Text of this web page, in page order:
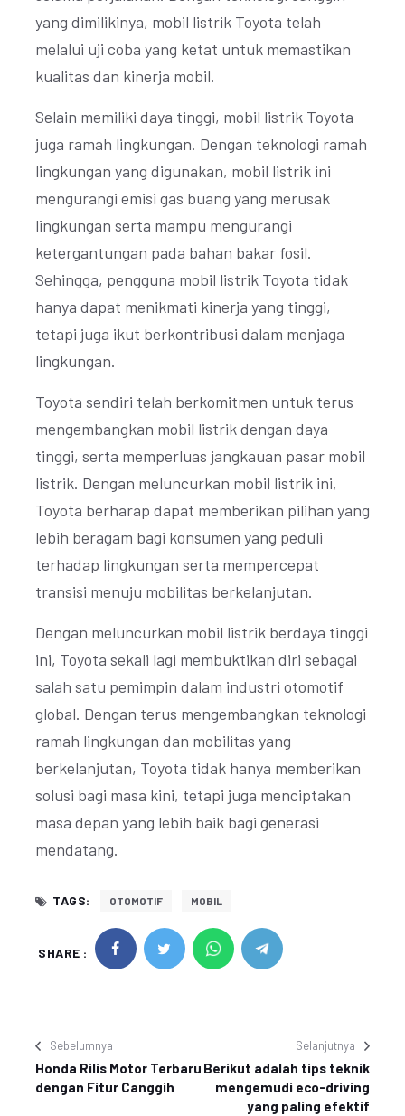
yang dimilikinya, mobil listrik Toyota telah
melalui uji coba yang ketat untuk memastikan
kualitas dan kinerja mobil.
Selain memiliki daya tinggi, mobil listrik Toyota
juga ramah lingkungan. Dengan teknologi ramah
lingkungan yang digunakan, mobil listrik ini
mengurangi emisi gas buang yang merusak
lingkungan serta mampu mengurangi
ketergantungan pada bahan bakar fosil.
Sehingga, pengguna mobil listrik Toyota tidak
hanya dapat menikmati kinerja yang tinggi,
tetapi juga ikut berkontribusi dalam menjaga
lingkungan.
Toyota sendiri telah berkomitmen untuk terus
mengembangkan mobil listrik dengan daya
tinggi, serta memperluas jangkauan pasar mobil
listrik. Dengan meluncurkan mobil listrik ini,
Toyota berharap dapat memberikan pilihan yang
lebih beragam bagi konsumen yang peduli
terhadap lingkungan serta mempercepat
transisi menuju mobilitas berkelanjutan.
Dengan meluncurkan mobil listrik berdaya tinggi
ini, Toyota sekali lagi membuktikan diri sebagai
salah satu pemimpin dalam industri otomotif
global. Dengan terus mengembangkan teknologi
ramah lingkungan dan mobilitas yang
berkelanjutan, Toyota tidak hanya memberikan
solusi bagi masa kini, tetapi juga menciptakan
masa depan yang lebih baik bagi generasi
mendatang.
TAGS: OTOMOTIF MOBIL
SHARE :
Sebelumnya
Honda Rilis Motor Terbaru
dengan Fitur Canggih
Selanjutnya
Berikut adalah tips teknik
mengemudi eco-driving
yang paling efektif